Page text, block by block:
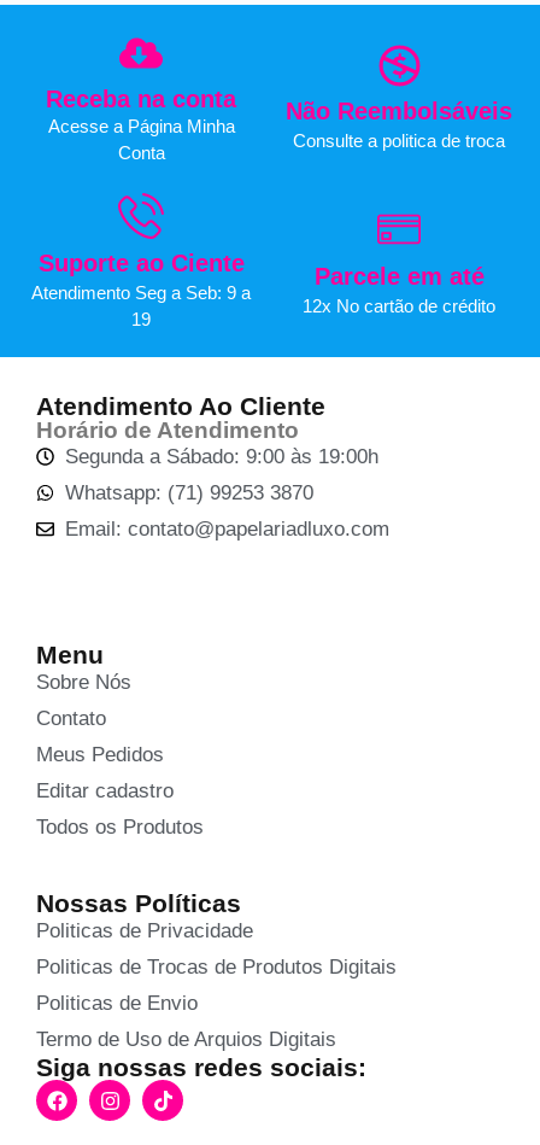
Receba na conta
Acesse a Página Minha
Conta
Não Reembolsáveis
Consulte a politica de troca
Suporte ao Ciente
Atendimento Seg a Seb: 9 a
19
Parcele em até
12x No cartão de crédito
Atendimento Ao Cliente
Horário de Atendimento
Segunda a Sábado: 9:00 às 19:00h
Whatsapp: (71) 99253 3870
Email: contato@papelariadluxo.com
Menu
Sobre Nós
Contato
Meus Pedidos
Editar cadastro
Todos os Produtos
Nossas Políticas
Politicas de Privacidade
Politicas de Trocas de Produtos Digitais
Politicas de Envio
Termo de Uso de Arquios Digitais
Siga nossas redes sociais: